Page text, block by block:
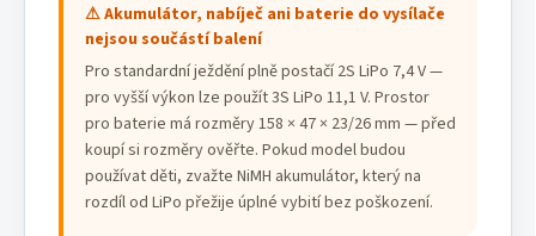
⚠ Akumulátor, nabíječ ani baterie do vysílače
nejsou součástí balení
Pro standardní ježdění plně postačí 2S LiPo 7,4 V —
pro vyšší výkon lze použít 3S LiPo 11,1 V. Prostor
pro baterie má rozměry 158 × 47 × 23/26 mm — před
koupí si rozměry ověřte. Pokud model budou
používat děti, zvažte NiMH akumulátor, který na
rozdíl od LiPo přežije úplné vybití bez poškození.